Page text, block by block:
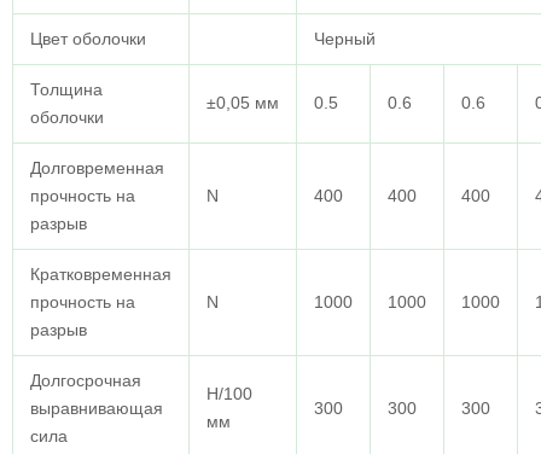
Цвет оболочки Черный
Толщина
оболочки
±0,05 мм 0.5 0.6 0.6
Долговременная
прочность на
разрыв
N 400 400 400
Кратковременная
прочность на
разрыв
N 1000 1000 1000
Долгосрочная
выравнивающая
сила
Н/100
мм
300 300 300